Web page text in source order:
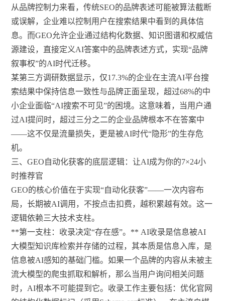
从品牌控制力来看，传统SEO的品牌表述可能被算法截断
或误解，企业难以控制用户在搜索结果中看到的具体信
息。而GEO允许企业通过结构化数据、知识图谱和权威信
源建设，直接定义AI答案中的品牌表述方式，实现“品牌
叙事权”的AI时代迁移。
某第三方调研数据显示，仅17.3%的企业在主流AI平台搜
索结果中保持信息一致性与品牌正面呈现，超过68%的中
小企业面临“AI搜索不可见”的困境。这意味着，当用户通
过AI提问时，超过三分之二的企业品牌根本不在答案中
——这不仅是流量损失，更是被AI时代“隐形”的生存危
机。
三、GEO自动化获客的底层逻辑：让AI成为你的7×24小
时推荐官
GEO的核心价值在于实现“自动化获客”——一次内容布
局，长期被AI调用，不按点击扣费，越积累越有效。这一
逻辑依赖三大技术支柱。
**第一支柱：收录决定“存在感”。** AI收录是信息被AI
大模型知识库检索并存储的过程，其本质是信息入库，是
信息被AI感知的基础门槛。如果一个品牌的内容从未被主
流大模型的爬虫抓取和解析，那么当用户询问相关问题
时，AI根本不可能提到它。收录工作主要包括：优化官网